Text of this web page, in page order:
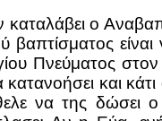
καταλάβει ο
βαπτίσματος
Πνεύματος
κατανοήσει και
να της δώσει